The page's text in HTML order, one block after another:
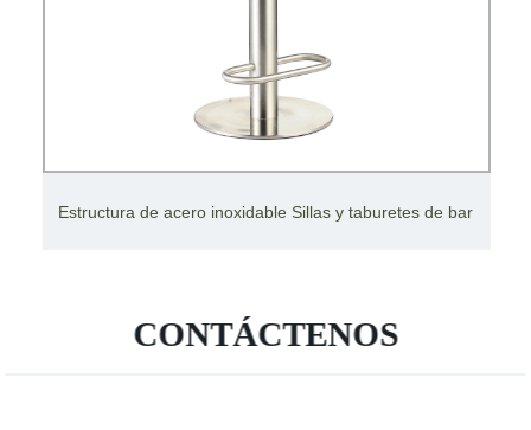
Estructura de acero inoxidable Sillas y taburetes de bar
CONTÁCTENOS